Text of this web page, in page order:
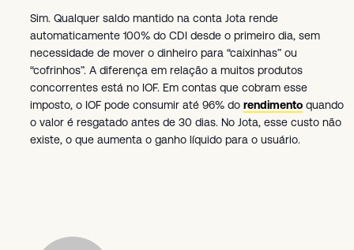
Sim. Qualquer saldo mantido na conta Jota rende
automaticamente 100% do CDI desde o primeiro dia, sem
necessidade de mover o dinheiro para “caixinhas” ou
“cofrinhos”. A diferença em relação a muitos produtos
concorrentes está no IOF. Em contas que cobram esse
imposto, o IOF pode consumir até 96% do rendimento quando
o valor é resgatado antes de 30 dias. No Jota, esse custo não
existe, o que aumenta o ganho líquido para o usuário.